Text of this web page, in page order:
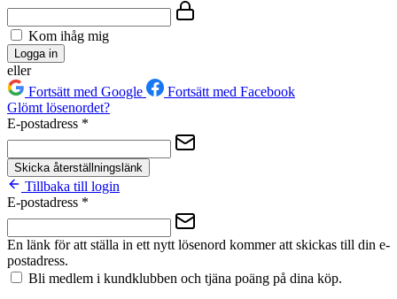
Kom ihåg mig
Logga in
eller
Fortsätt med Google
Fortsätt med Facebook
Glömt lösenordet?
E-postadress *
Skicka återställningslänk
Tillbaka till login
E-postadress *
En länk för att ställa in ett nytt lösenord kommer att skickas till din e-
postadress.
Bli medlem i kundklubben och tjäna poäng på dina köp.